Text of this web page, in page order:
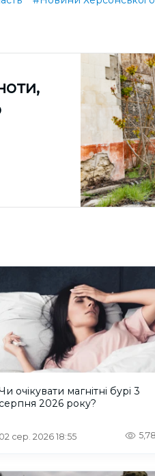
очікувати магнітні бурі 3
серпня 2026 року?
02 сер. 2026 18:55